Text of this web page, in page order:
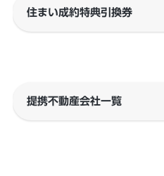
住まい成約特典引換券
提携不動産会社一覧